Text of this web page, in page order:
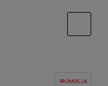
PROMOCJA